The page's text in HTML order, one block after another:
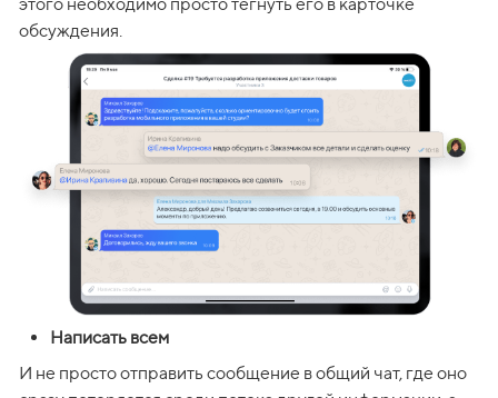
этого необходимо просто тегнуть его в карточке
обсуждения.
Написать всем
И не просто отправить сообщение в общий чат, где оно